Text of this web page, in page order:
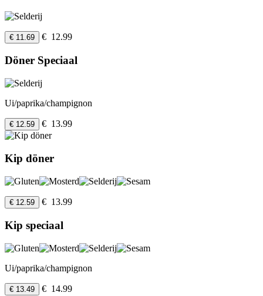
€ 11.69 € 12.99
Döner Speciaal
Ui/paprika/champignon
€ 12.59 € 13.99
Kip döner
€ 12.59 € 13.99
Kip speciaal
Ui/paprika/champignon
€ 13.49 € 14.99